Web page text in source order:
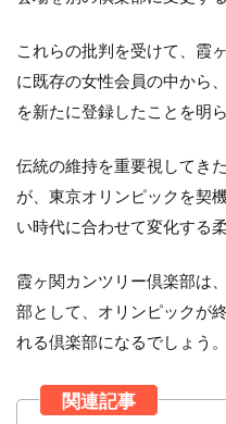
これらの批判を受けて、霞
に既存の女性会員の中から
を新たに登録したことを明
伝統の維持を重要視してき
が、東京オリンピックを契
い時代に合わせて変化する
霞ヶ関カンツリー倶楽部は
部として、オリンピックが
れる倶楽部になるでしょう。